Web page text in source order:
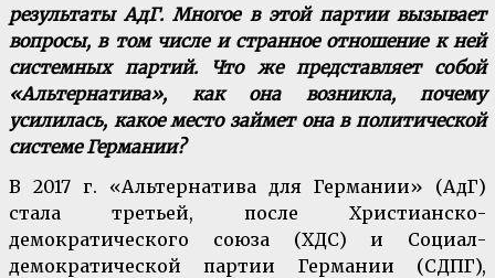
результаты АдГ. Многое в этой партии вызывает
вопросы, в том числе и странное отношение к ней
системных партий. Что же представляет собой
«Альтернатива», как она возникла, почему
усилилась, какое место займет она в политической
системе Германии?
В 2017 г. «Альтернатива для Германии» (АдГ)
стала третьей, после Христианско-
демократического союза (ХДС) и Социал-
демократической партии Германии (СДПГ),